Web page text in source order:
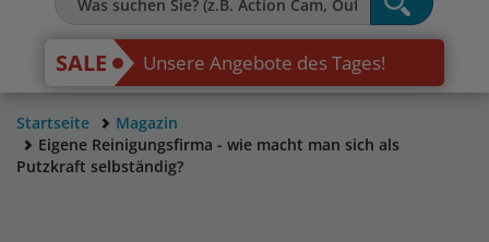
SALE Unsere Angebote des Tages!
Startseite
Magazin
Eigene Reinigungsfirma - wie macht man sich als
Putzkraft selbständig?